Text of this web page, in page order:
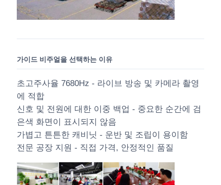
가이드 비주얼을 선택하는 이유
초고주사율 7680Hz - 라이브 방송 및 카메라 촬영
에 적합
신호 및 전원에 대한 이중 백업 - 중요한 순간에 검
은색 화면이 표시되지 않음
가볍고 튼튼한 캐비닛 - 운반 및 조립이 용이함
전문 공장 지원 - 직접 가격, 안정적인 품질